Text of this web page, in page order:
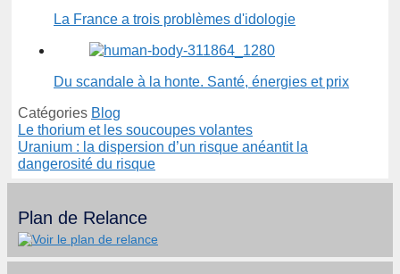
La France a trois problèmes d'idologie
Du scandale à la honte. Santé, énergies et prix
Catégories Blog
Le thorium et les soucoupes volantes
Uranium : la dispersion d’un risque anéantit la
dangerosité du risque
Plan de Relance